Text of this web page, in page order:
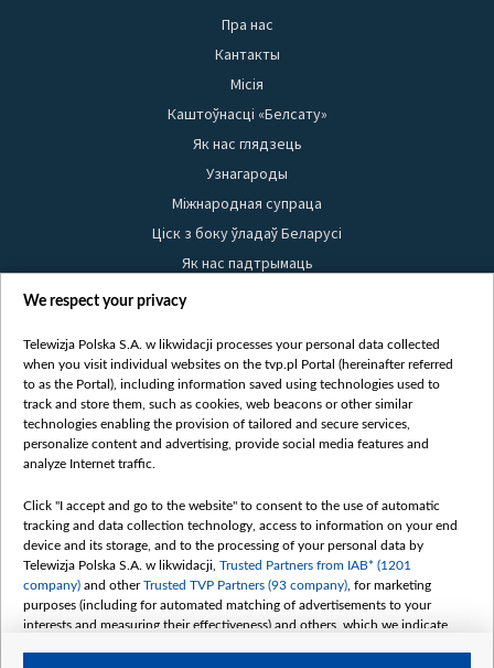
Пра нас
Кантакты
Місія
Каштоўнасці «Белсату»
Як нас глядзець
Узнагароды
Міжнародная супраца
Ціск з боку ўладаў Беларусі
Як нас падтрымаць
Правілы выкарыстання матэрыялаў
Бяспека
Youtube
Белсат news
Белсат Shorts
Жэстачайшы мульт
Belsat English
Biełsat PL
Белсат Now
Белсат History
Белсат Music
We respect your privacy
Telewizja Polska S.A. w likwidacji processes your personal data collected
when you visit individual websites on the tvp.pl Portal (hereinafter referred
to as the Portal), including information saved using technologies used to
track and store them, such as cookies, web beacons or other similar
technologies enabling the provision of tailored and secure services,
personalize content and advertising, provide social media features and
analyze Internet traffic.
Click "I accept and go to the website" to consent to the use of automatic
tracking and data collection technology, access to information on your end
device and its storage, and to the processing of your personal data by
Telewizja Polska S.A. w likwidacji, Trusted Partners from IAB* (1201
company) and otherTrusted TVP Partners (93 company) , for marketing
purposes (including for automated matching of advertisements to your
interests and measuring their effectiveness) and others, which we indicate